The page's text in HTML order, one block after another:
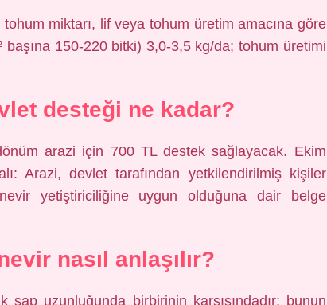
miktarı, lif veya tohum üretim amacına göre
150-220 bitki) 3,0-3,5 kg/da; tohum üretimi
desteği ne kadar?
arazi için 700 TL destek sağlayacak. Ekim
Arazi, devlet tarafından yetkilendirilmiş kişiler
yetiştiriciliğine uygun olduğuna dair belge
nasıl anlaşılır?
sap uzunluğunda birbirinin karşısındadır; bunun